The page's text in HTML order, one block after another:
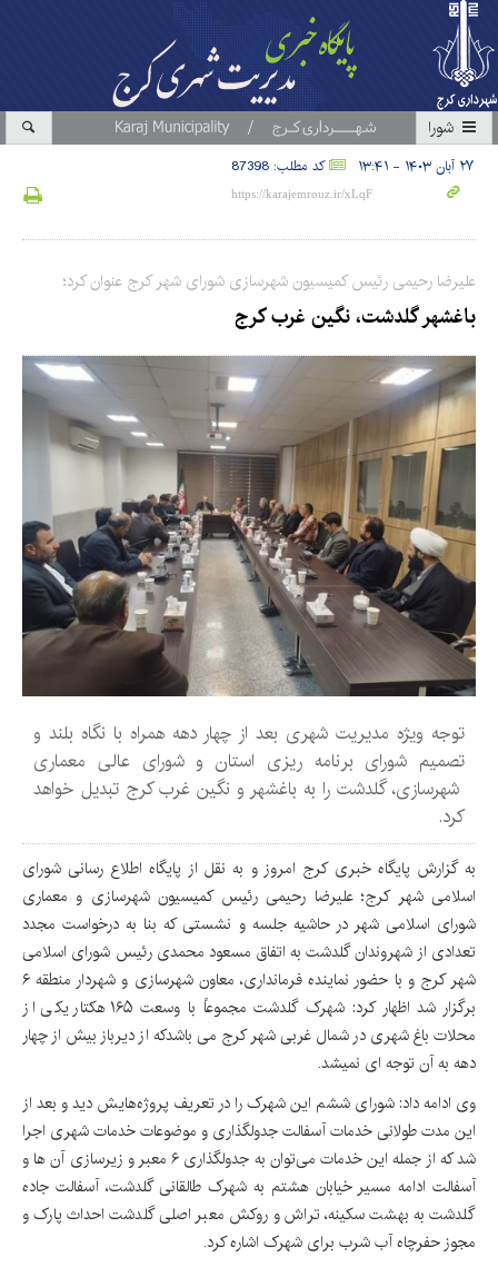
شورا
۲۷ آبان ۱۴۰۳ - ۱۳:۴۱ کد مطلب: 87398
علیرضا رحیمی رئیس کمیسیون شهرسازی شورای شهر کرج عنوان کرد؛
باغشهر گلدشت، نگین غرب کرج
توجه ویژه مدیریت شهری بعد از چهار دهه همراه با نگاه بلند و
تصمیم شورای برنامه ریزی استان‌ و شورای عالی معماری
شهرسازی، گلدشت را به باغشهر و نگین غرب کرج تبدیل خواهد
کرد.
به گزارش پایگاه خبری کرج امروز و به نقل از پایگاه اطلاع رسانی شورای
اسلامی شهر کرج؛ علیرضا رحیمی رئیس کمیسیون شهرسازی و معماری
شورای اسلامی شهر در حاشیه جلسه و نشستی که بنا به درخواست مجدد
تعدادی از شهروندان گلدشت به اتفاق مسعود محمدی رئیس شورای اسلامی
شهر کرج و با حضور نماینده فرمانداری، معاون شهرسازی و شهردار منطقه ۶
برگزار شد اظهار کرد: شهرک گلدشت مجموعاً با وسعت ۱۶۵ هکتار یکی از
محلات باغ شهری در شمال غربی شهر کرج می باشدکه از دیرباز بیش از چهار
دهه به آن توجه ای نمیشد.
وی ادامه داد: شورای ششم این شهرک را در تعریف پروژه‌هایش دید و بعد از
این مدت طولانی خدمات آسفالت جدولگذاری و موضوعات خدمات شهری اجرا
شد که از جمله این خدمات می‌توان به جدولگذاری ۶ معبر و زیرسازی آن ها و
آسفالت ادامه مسیر خیابان هشتم به شهرک طالقانی گلدشت، آسفالت جاده
گلدشت به بهشت سکینه، تراش و روکش معبر اصلی گلدشت احداث پارک و
مجوز حفرچاه آب شرب برای شهرک اشاره کرد.